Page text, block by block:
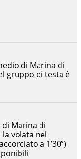
Marina di
la volata nel
a 1’30”)
di Marina di
gruppo di testa è